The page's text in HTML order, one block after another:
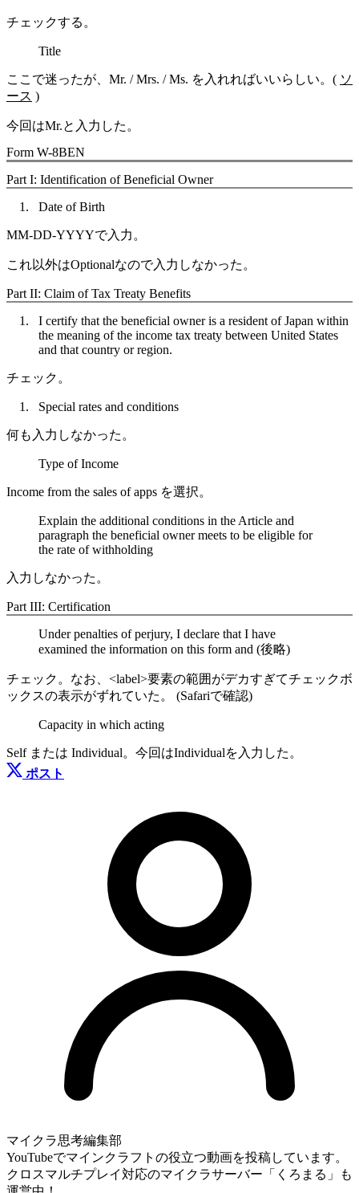
チェックする。
Title
ここで迷ったが、 Mr. /Mrs. /Ms. を入れればいいらしい。( ソ
ース )
今回はMr.と入力した。
Form W-8BEN
Part I: Identification of Beneficial Owner
Date of Birth
MM-DD-YYYYで入力。
これ以外はOptionalなので入力しなかった。
Part II: Claim of Tax Treaty Benefits
I certify that the beneficial owner is a resident of Japan within
the meaning of the income tax treaty between United States
and that country or region.
チェック。
Special rates and conditions
何も入力しなかった。
Type of Income
Income from the sales of apps を選択。
Explain the additional conditions in the Article and
paragraph the beneficial owner meets to be eligible for
the rate of withholding
入力しなかった。
Part III: Certification
Under penalties of perjury, I declare that I have
examined the information on this form and (後略)
チェック。なお、 <label>要素の範囲がデカすぎてチェックボ
ックスの表示がずれていた。 (Safariで確認)
Capacity in which acting
Selfまたは Individual。今回はIndividualを入力した。
ポスト
マイクラ思考編集部
YouTubeでマインクラフトの役立つ動画を投稿しています。
クロスマルチプレイ対応のマイクラサーバー「くろまる」も